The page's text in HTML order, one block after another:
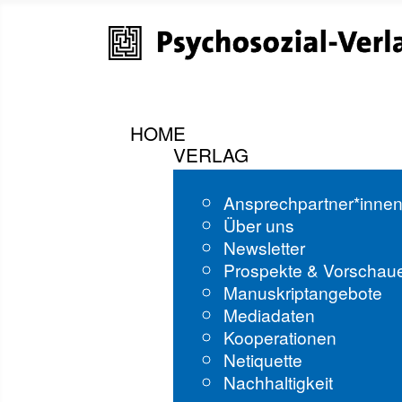
HOME
VERLAG
Über uns
Newsletter
Prospekte &
Manuskriptangebote
Mediadaten
Kooperationen
Netiquette
Nachhaltigkeit